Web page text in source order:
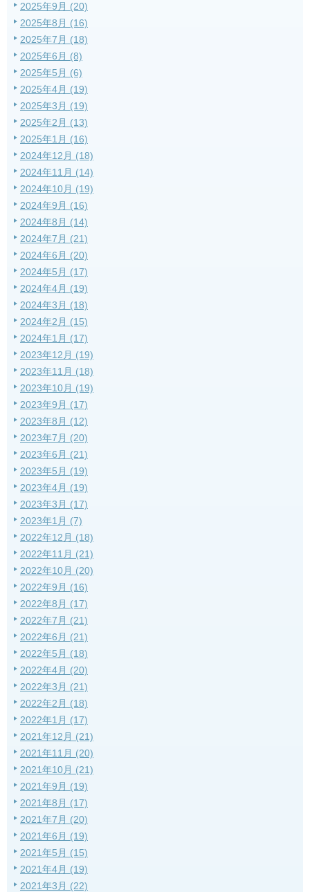
2025年9月 (20)
2025年8月 (16)
2025年7月 (18)
2025年6月 (8)
2025年5月 (6)
2025年4月 (19)
2025年3月 (19)
2025年2月 (13)
2025年1月 (16)
2024年12月 (18)
2024年11月 (14)
2024年10月 (19)
2024年9月 (16)
2024年8月 (14)
2024年7月 (21)
2024年6月 (20)
2024年5月 (17)
2024年4月 (19)
2024年3月 (18)
2024年2月 (15)
2024年1月 (17)
2023年12月 (19)
2023年11月 (18)
2023年10月 (19)
2023年9月 (17)
2023年8月 (12)
2023年7月 (20)
2023年6月 (21)
2023年5月 (19)
2023年4月 (19)
2023年3月 (17)
2023年1月 (7)
2022年12月 (18)
2022年11月 (21)
2022年10月 (20)
2022年9月 (16)
2022年8月 (17)
2022年7月 (21)
2022年6月 (21)
2022年5月 (18)
2022年4月 (20)
2022年3月 (21)
2022年2月 (18)
2022年1月 (17)
2021年12月 (21)
2021年11月 (20)
2021年10月 (21)
2021年9月 (19)
2021年8月 (17)
2021年7月 (20)
2021年6月 (19)
2021年5月 (15)
2021年4月 (19)
2021年3月 (22)